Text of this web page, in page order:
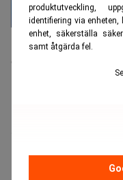
produktutveckling,
identifiering via
enhet, säkerställa
samt åtgärda fel.
Nya Air Force One, som
renoverats för omkring
och säkerhetsmässiga
När president